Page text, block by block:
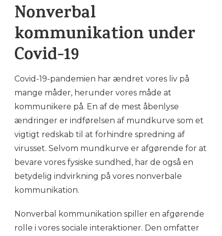
Nonverbal
kommunikation under
Covid-19
Covid-19-pandemien har ændret vores liv på
mange måder, herunder vores måde at
kommunikere på. En af de mest åbenlyse
ændringer er indførelsen af mundkurve som et
vigtigt redskab til at forhindre spredning af
virusset. Selvom mundkurve er afgørende for at
bevare vores fysiske sundhed, har de også en
betydelig indvirkning på vores nonverbale
kommunikation.
Nonverbal kommunikation spiller en afgørende
rolle i vores sociale interaktioner. Den omfatter